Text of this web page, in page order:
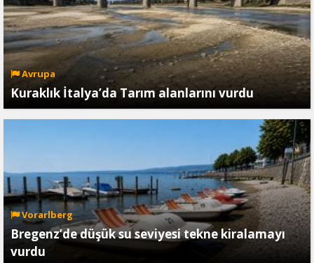
Avrupa
Kuraklık İtalya’da Tarım alanlarını vurdu
Vorarlberg
Bregenz’de düşük su seviyesi tekne kiralamayı
vurdu